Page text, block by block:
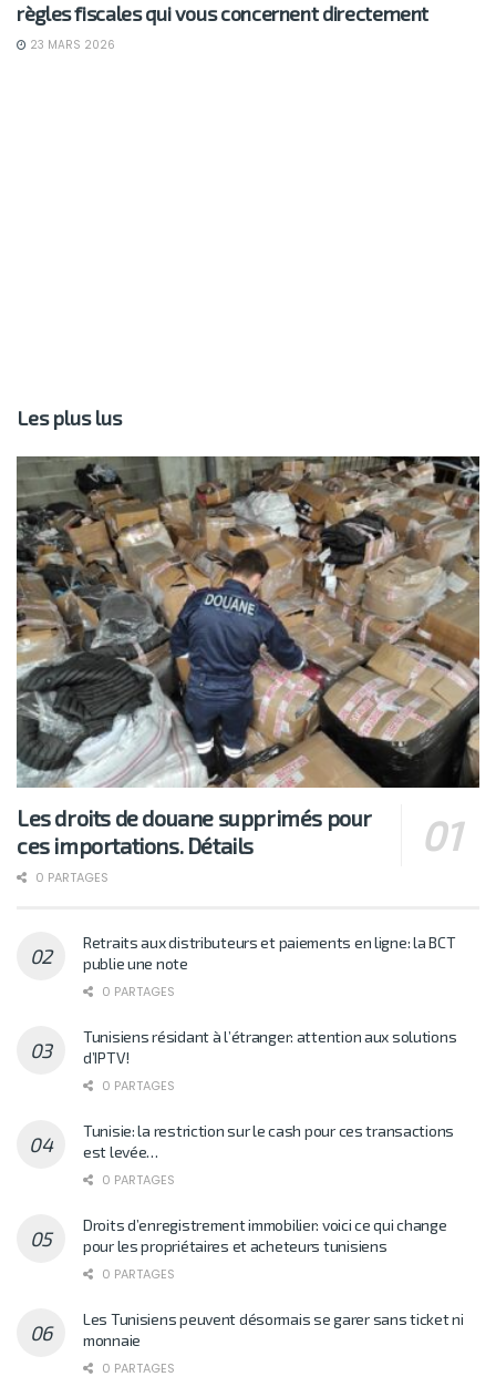
règles fiscales qui vous concernent directement
23 MARS 2026
Les plus lus
Les droits de douane supprimés pour
ces importations. Détails
0 PARTAGES
Retraits aux distributeurs et paiements en ligne: la BCT
publie une note
0 PARTAGES
Tunisiens résidant à l’étranger: attention aux solutions
d’IPTV!
0 PARTAGES
Tunisie: la restriction sur le cash pour ces transactions
est levée…
0 PARTAGES
Droits d’enregistrement immobilier: voici ce qui change
pour les propriétaires et acheteurs tunisiens
0 PARTAGES
Les Tunisiens peuvent désormais se garer sans ticket ni
monnaie
0 PARTAGES